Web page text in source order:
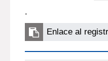
.
Enlace al